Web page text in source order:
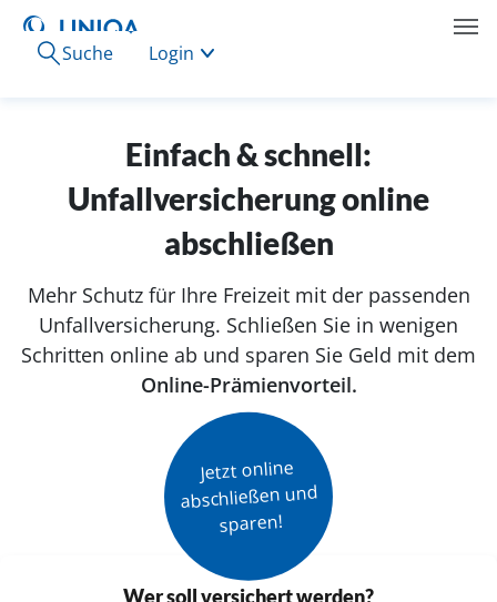
Suche Login
Einfach & schnell:
Unfallversicherung online
abschließen
Mehr Schutz für Ihre Freizeit mit der passenden
Unfallversicherung. Schließen Sie in wenigen
Schritten online ab und sparen Sie Geld mit dem
Online-Prämienvorteil.
Jetzt online
abschließen und
sparen!
Wer soll versichert werden?